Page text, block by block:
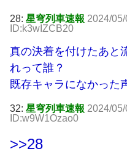
28: 星穹列車速報 2024/
ID:k3wIZCB20
真の決着を付けたあと
れって誰？
既存キャラになかった
32: 星穹列車速報 2024/
ID:w9W1Ozao0
>>28